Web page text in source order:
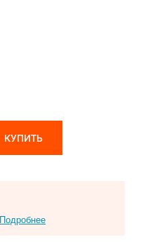
КУПИТЬ
Подробнее